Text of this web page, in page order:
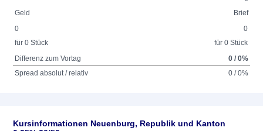
Geld
Brief
0
für 0 Stück
0
für 0 Stück
Differenz zum Vortag
0 / 0%
Spread absolut / relativ
0 / 0%
Kursinformationen Neuenburg, Republik und Kanton